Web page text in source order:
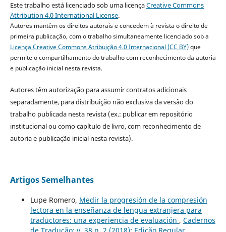
Este trabalho está licenciado sob uma licençaCreative Commons
Attribution 4.0 International License.
Autores mantêm os direitos autorais e concedem à revista o direito de
primeira publicação, com o trabalho simultaneamente licenciado sob a
Licença Creative Commons Atribuição 4.0 Internacional (CC BY)que
permite o compartilhamento do trabalho com reconhecimento da autoria
e publicação inicial nesta revista.
Autores têm autorização para assumir contratos adicionais
separadamente, para distribuição não exclusiva da versão do
trabalho publicada nesta revista (ex.: publicar em repositório
institucional ou como capítulo de livro, com reconhecimento de
autoria e publicação inicial nesta revista).
Artigos Semelhantes
Lupe Romero, Medir la progresión de la compresión
lectora en la enseñanza de lengua extranjera para
traductores: una experiencia de evaluación , Cadernos